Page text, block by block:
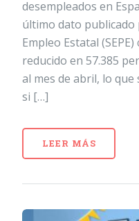
desempleados en
último dato publicado
Empleo Estatal
reducido en 57.385
al mes de abril, lo que
si […]
LEER MÁS